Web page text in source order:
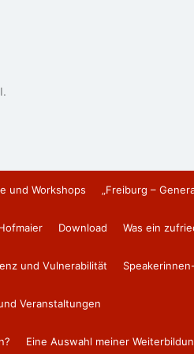
und Workshops „Freiburg –
Download Was ein
und Vulnerabilität
Veranstaltungen
Eine Auswahl meiner